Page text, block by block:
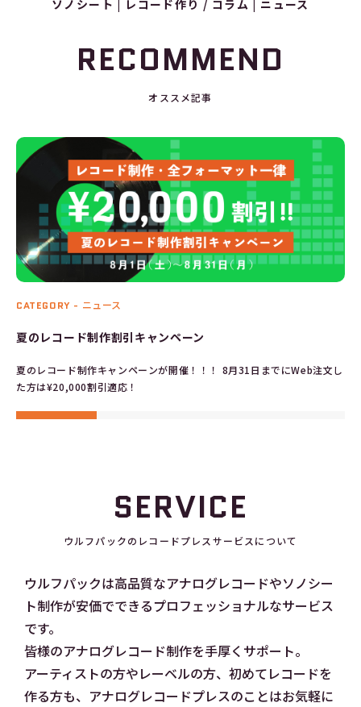
ソノシート レコード作り / コラム ニュース
RECOMMEND
オススメ記事
CATEGORY - ニュース
夏のレコード制作割引キャンペーン
夏のレコード制作キャンペーンが開催！！！ 8月31日までにWeb注文し
た方は¥20,000割引適応！
SERVICE
ウルフパックのレコードプレスサービスについて
ウルフパックは高品質なアナログレコードやソノシー
ト制作が安価でできるプロフェッショナルなサービス
です。
皆様のアナログレコード制作を手厚くサポート。
アーティストの方やレーベルの方、初めてレコードを
作る方も、アナログレコードプレスのことはお気軽に